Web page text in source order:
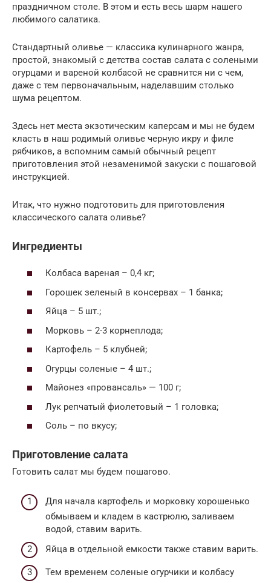
праздничном столе. В этом и есть весь шарм нашего
любимого салатика.
Стандартный оливье — классика кулинарного жанра,
простой, знакомый с детства состав салата с солеными
огурцами и вареной колбасой не сравнится ни с чем,
даже с тем первоначальным, наделавшим столько
шума рецептом.
Здесь нет места экзотическим каперсам и мы не будем
класть в наш родимый оливье черную икру и филе
рябчиков, а вспомним самый обычный рецепт
приготовления этой незаменимой закуски с пошаговой
инструкцией.
Итак, что нужно подготовить для приготовления
классического салата оливье?
Ингредиенты
Колбаса вареная – 0,4 кг;
Горошек зеленый в консервах – 1 банка;
Яйца – 5 шт.;
Морковь – 2-3 корнеплода;
Картофель – 5 клубней;
Огурцы соленые – 4 шт.;
Майонез «провансаль» — 100 г;
Лук репчатый фиолетовый – 1 головка;
Соль – по вкусу;
Приготовление салата
Готовить салат мы будем пошагово.
Для начала картофель и морковку хорошенько
обмываем и кладем в кастрюлю, заливаем
водой, ставим варить.
Яйца в отдельной емкости также ставим варить.
Тем временем соленые огурчики и колбасу